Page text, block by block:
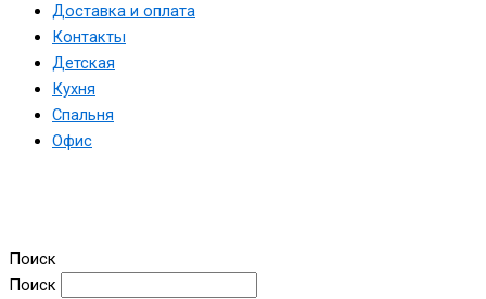
Доставка и оплата
Контакты
Детская
Кухня
Спальня
Офис
Поиск
Поиск